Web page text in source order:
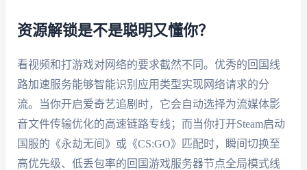
资源解锁是不是聪明又懂你？
看视频和打游戏对网络的要求截然不同。优秀的回国线
路加速服务能够智能识别应用类型实现网络请求的分
流。当你开启爱奇艺追剧时，它会自动选择为流媒体影
音文件传输优化的高速链路专线；而当你打开Steam启动
国服的《永劫无间》或《CS:GO》匹配时，瞬间切换至
高优先级、低丢包率的回国游戏服务器节点全局模式线